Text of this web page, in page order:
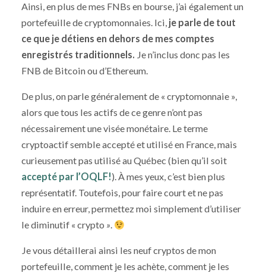
Ainsi, en plus de mes FNBs en bourse, j’ai également un
portefeuille de cryptomonnaies. Ici, je parle de tout
ce que je détiens en dehors de mes comptes
enregistrés traditionnels. Je n’inclus donc pas les
FNB de Bitcoin ou d’Ethereum.
De plus, on parle généralement de « cryptomonnaie »,
alors que tous les actifs de ce genre n’ont pas
nécessairement une visée monétaire. Le terme
cryptoactif semble accepté et utilisé en France, mais
curieusement pas utilisé au Québec (bien qu’il soit
accepté par l’OQLF!). À mes yeux, c’est bien plus
représentatif. Toutefois, pour faire court et ne pas
induire en erreur, permettez moi simplement d’utiliser
le diminutif « crypto ».
Je vous détaillerai ainsi les neuf cryptos de mon
portefeuille, comment je les achète, comment je les